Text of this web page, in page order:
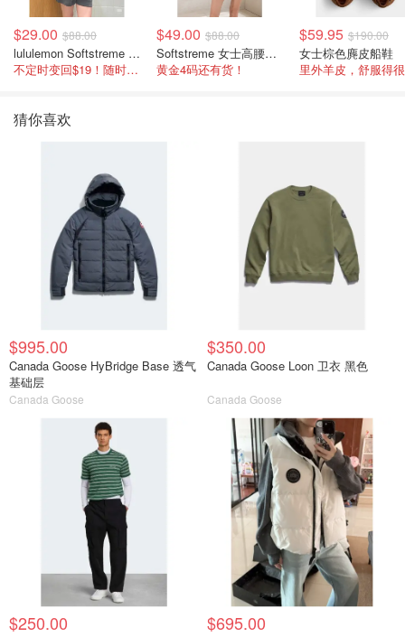
$29.00 $88.00
lululemon Softstreme 女士高腰短裤 10cm
不定时变回$19！随时点进来看
$49.00 $88.00
Softstreme 女士高腰短裤 4英寸
黄金4码还有货！
$59.95 $190.00
女士棕色麂皮船鞋
里外羊皮，舒服得很
猜你喜欢
$995.00
Canada Goose HyBridge Base 透气
基础层
Canada Goose
$350.00
Canada Goose Loon 卫衣 黑色
Canada Goose
$250.00 $695.00